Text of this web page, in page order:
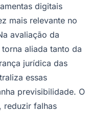
digitais
mais relevante no
avaliação da
aliada tanto da
jurídica das
essas
previsibilidade. O
reduzir falhas